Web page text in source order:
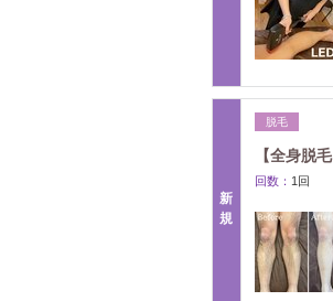
新
規
脱毛
【全身脱
回数： 1回